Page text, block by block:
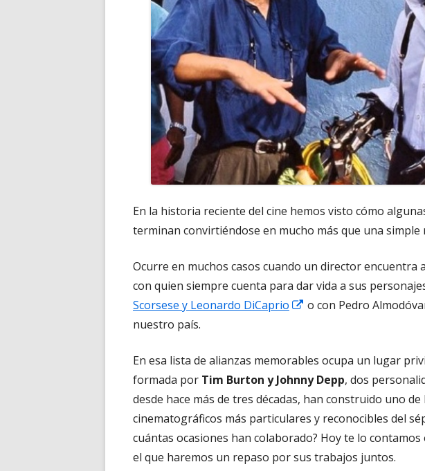
En la historia reciente del cine hemos visto cómo
terminan convirtiéndose en mucho más que una
Ocurre en muchos casos cuando un director encuentra
con quien siempre cuenta para dar vida a sus
Scorsese y Leonardo DiCaprio
Abrir
ventana
nueva
o con Pedro
nuestro país.
En esa lista de alianzas memorables ocupa un lugar
formada por Tim Burton y Johnny Depp, dos
desde hace más de tres décadas, han construido uno
cinematográficos más particulares y reconocibles del
cuántas ocasiones han colaborado? Hoy te lo
el que haremos un repaso por sus trabajos juntos.